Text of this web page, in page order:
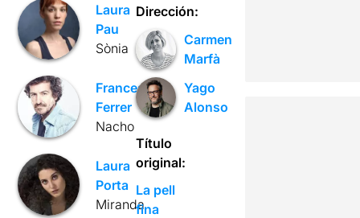
Laura
Pau
Sònia
Francesc
Ferrer
Nacho
Laura
Porta
Miranda
Dirección:
Carmen
Marfà
Yago
Alonso
Título
original:
La pell
fina